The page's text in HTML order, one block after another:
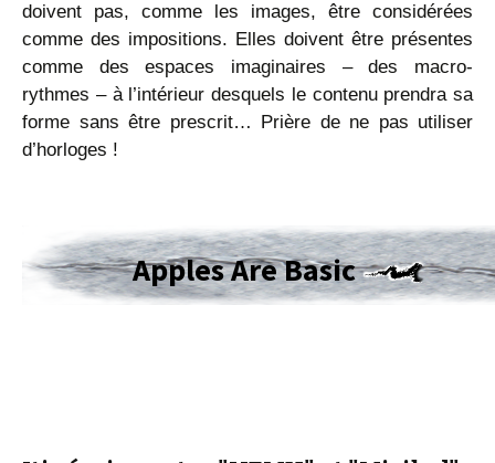
doivent pas, comme les images, être considérées
comme des impositions. Elles doivent être présentes
comme des espaces imaginaires – des macro-
rythmes – à l’intérieur desquels le contenu prendra sa
forme sans être prescrit… Prière de ne pas utiliser
d’horloges !
Apples Are Basic